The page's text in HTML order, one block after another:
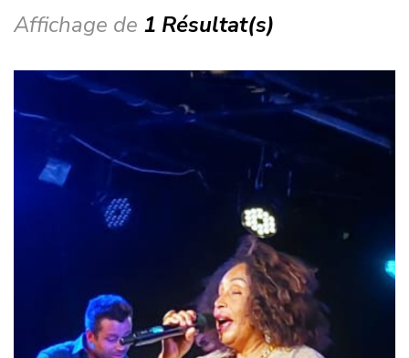
Affichage de 1 Résultat(s)